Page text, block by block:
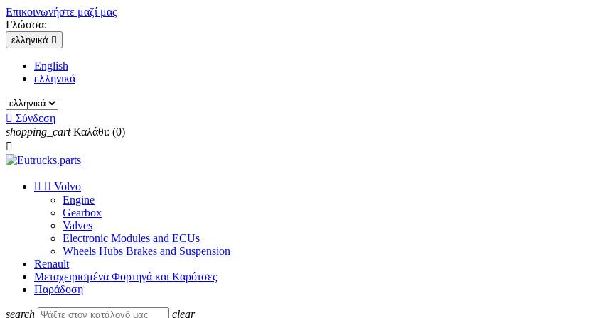
Επικοινωνήστε μαζί μας
Γλώσσα:
ελληνικά 
English
ελληνικά
 Σύνδεση
shopping_cart Καλάθι: (0)

  Volvo
Engine
Gearbox
Valves
Electronic Modules and ECUs
Wheels Hubs Brakes and Suspension
Renault
Μεταχειρισμένα Φορτηγά και Καρότσες
Παράδοση
search clear